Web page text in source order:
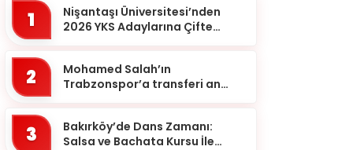
Uşak
Van
Yalova
Yozgat
Zonguldak
1
Nişantaşı Üniversitesi’nden
2026 YKS Adaylarına Çifte
2
Mohamed Salah’ın
Trabzonspor’a transferi an
3
Bakırköy’de Dans Zamanı:
Salsa ve Bachata Kursu İle